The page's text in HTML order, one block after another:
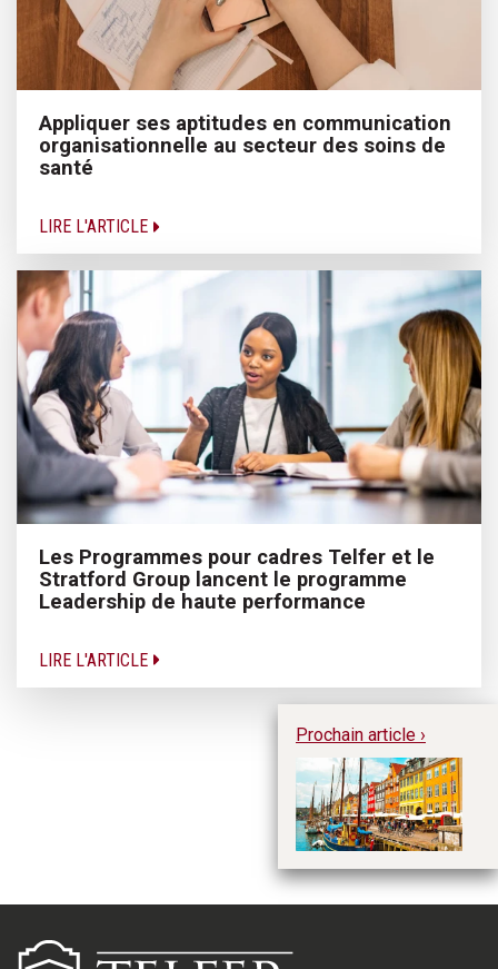
Appliquer ses aptitudes en communication
organisationnelle au secteur des soins de
santé
LIRE L'ARTICLE
Les Programmes pour cadres Telfer et le
Stratford Group lancent le programme
Leadership de haute performance
LIRE L'ARTICLE
Prochain article ›